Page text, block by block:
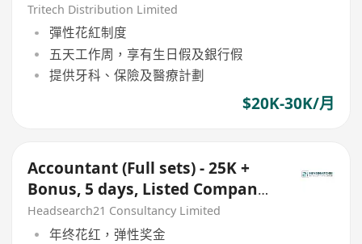
Tritech Distribution Limited
彈性花紅制度
五天工作周，享有生日假及銀行假
提供牙科、保險及醫療計劃
$20K-30K/月
Accountant (Full sets) - 25K +
Bonus, 5 days, Listed Company,
Kwun Tong
Headsearch21 Consultancy Limited
年终花红，弹性奖金